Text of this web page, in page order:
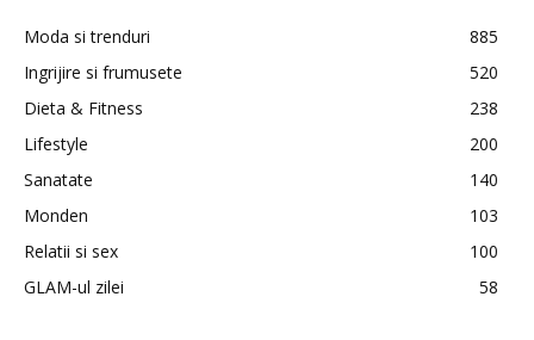
Moda si trenduri
885
Ingrijire si frumusete
520
Dieta & Fitness
238
Lifestyle
200
Sanatate
140
Monden
103
Relatii si sex
100
GLAM-ul zilei
58